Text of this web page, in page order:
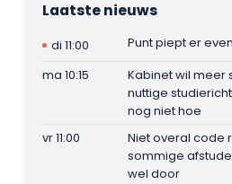
Laatste nieuws
di 11:00
Punt piept er
ma 10:15
Kabinet wil meer
nuttige
nog niet hoe
vr 11:00
Niet overal code
sommige
wel door